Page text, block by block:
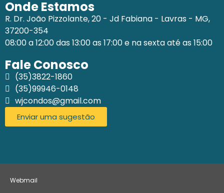
Onde Estamos
R. Dr. João Pizzolante, 20 - Jd Fabiana - Lavras - MG,
37200-354
08:00 a 12:00 das 13:00 as 17:00 e na sexta até as 15:00
Fale Conosco
(35)3822-1860
(35)99946-0148
wjcondos@gmail.com
Enviar uma sugestão
Webmail